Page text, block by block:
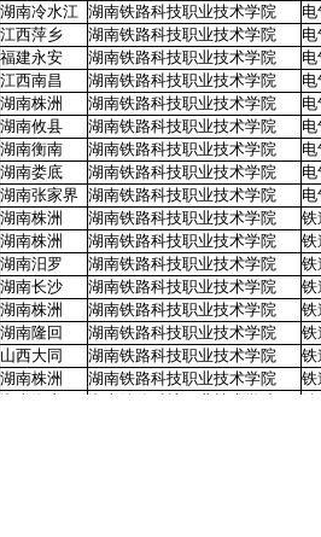
湖南冷水江 湖南铁路科技职业技术学院
江西萍乡 湖南铁路科技职业技术学院
福建永安 湖南铁路科技职业技术学院
江西南昌 湖南铁路科技职业技术学院
湖南株洲 湖南铁路科技职业技术学院
湖南攸县 湖南铁路科技职业技术学院
湖南衡南 湖南铁路科技职业技术学院
湖南娄底 湖南铁路科技职业技术学院
湖南张家界 湖南铁路科技职业技术学院
湖南株洲 湖南铁路科技职业技术学院
铁
湖南株洲 湖南铁路科技职业技术学院
铁
湖南汨罗 湖南铁路科技职业技术学院
铁
湖南长沙 湖南铁路科技职业技术学院
铁
湖南株洲 湖南铁路科技职业技术学院
铁
湖南隆回 湖南铁路科技职业技术学院
铁
山西大同 湖南铁路科技职业技术学院
铁
湖南株洲 湖南铁路科技职业技术学院
铁